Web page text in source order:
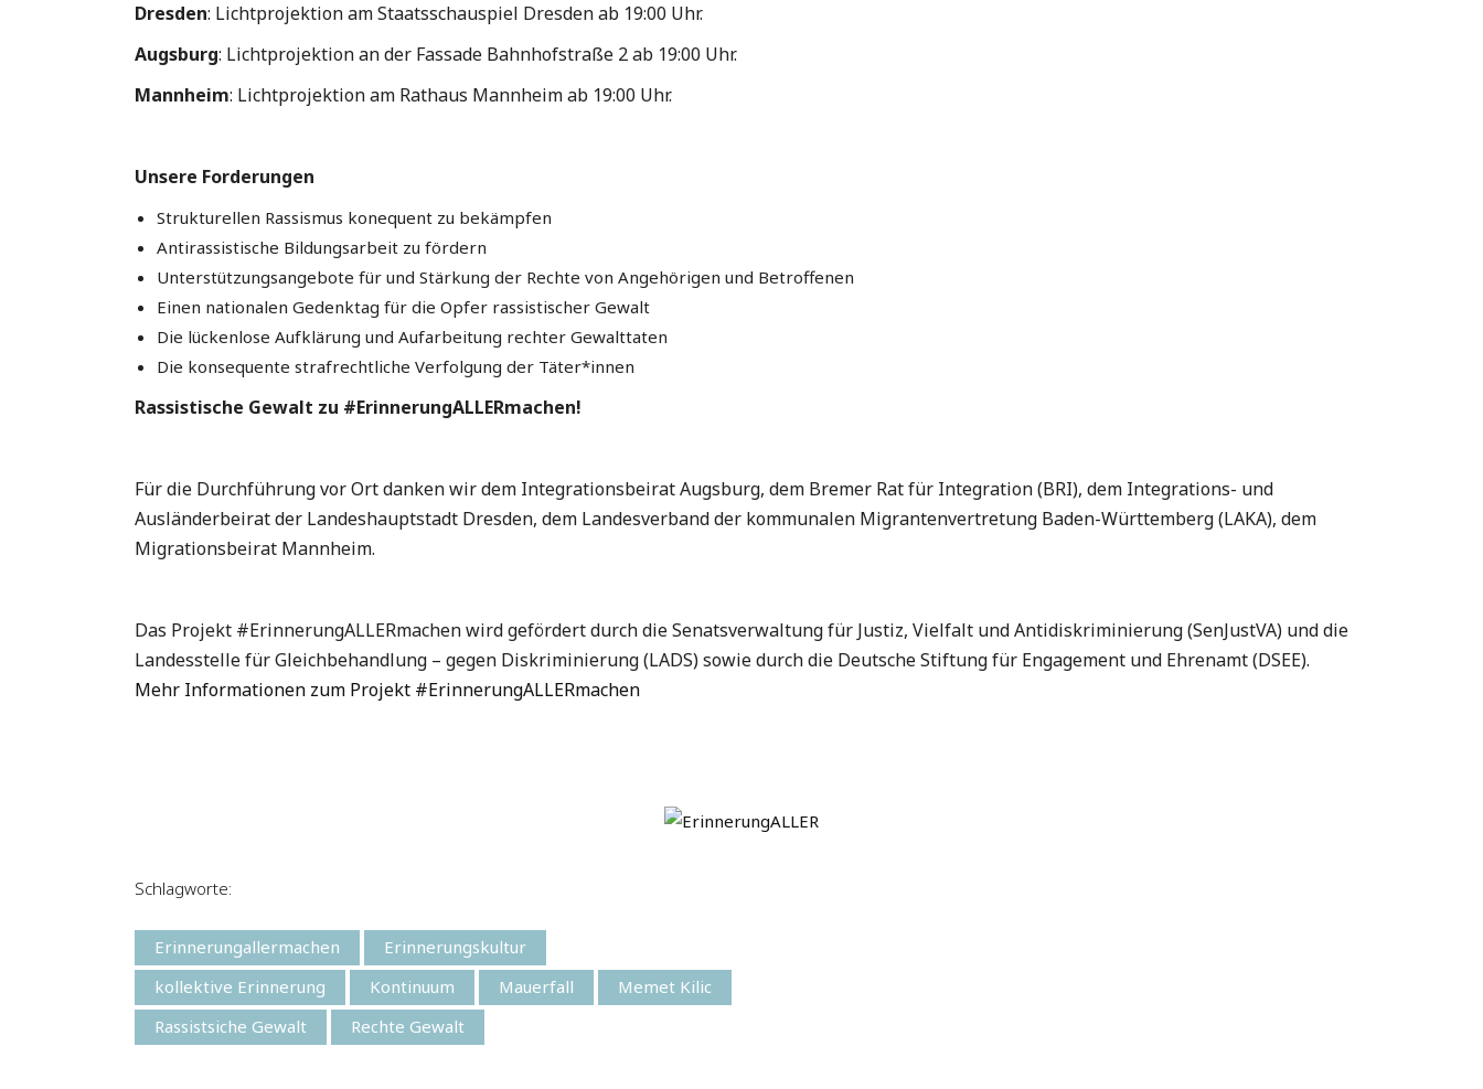
Dresden: Lichtprojektion am Staatsschauspiel Dresden ab 19:00 Uhr.
Augsburg: Lichtprojektion an der Fassade Bahnhofstraße 2 ab 19:00 Uhr.
Mannheim: Lichtprojektion am Rathaus Mannheim ab 19:00 Uhr.
Unsere Forderungen
Strukturellen Rassismus konequent zu bekämpfen
Antirassistische Bildungsarbeit zu fördern
Unterstützungsangebote für und Stärkung der Rechte von Angehörigen und Betroffenen
Einen nationalen Gedenktag für die Opfer rassistischer Gewalt
Die lückenlose Aufklärung und Aufarbeitung rechter Gewalttaten
Die konsequente strafrechtliche Verfolgung der Täter*innen
Rassistische Gewalt zu #ErinnerungALLERmachen!
Für die Durchführung vor Ort danken wir dem Integrationsbeirat Augsburg, dem Bremer Rat für Integration (BRI), dem Integrations- und
Ausländerbeirat der Landeshauptstadt Dresden, dem Landesverband der kommunalen Migrantenvertretung Baden-Württemberg (LAKA), dem
Migrationsbeirat Mannheim.
Das Projekt #ErinnerungALLERmachen wird gefördert durch die Senatsverwaltung für Justiz, Vielfalt und Antidiskriminierung (SenJustVA) und die
Landesstelle für Gleichbehandlung – gegen Diskriminierung (LADS) sowie durch die Deutsche Stiftung für Engagement und Ehrenamt (DSEE).
Mehr Informationen zum Projekt #ErinnerungALLERmachen
Schlagworte:
Erinnerungallermachen
Erinnerungskultur
kollektive Erinnerung
Kontinuum Mauerfall
Memet Kilic
Rassistsiche Gewalt
Rechte Gewalt